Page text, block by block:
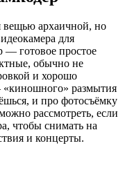
вещью архаичной, но
для
— готовое простое
обычно не
и хорошо
размытия
и про фотосъёмку
рассмотреть, если
чтобы снимать на
и концерты.